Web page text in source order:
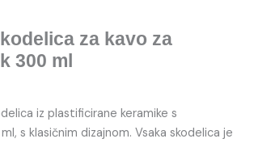
za kavo za
300 ml
iz plastificirane keramike s
s klasičnim dizajnom. Vsaka skodelica je